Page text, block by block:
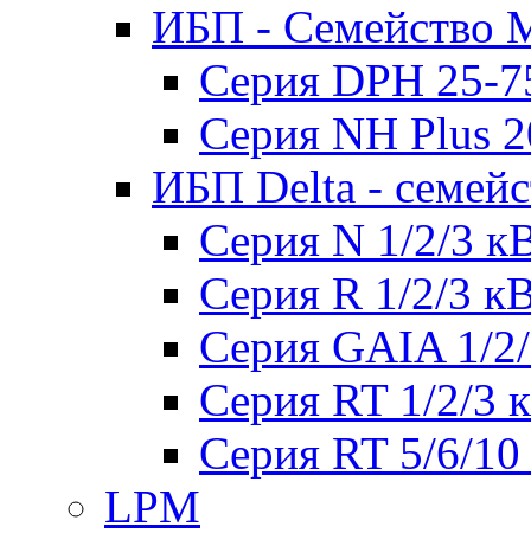
ИБП - Семейство
Серия DPH 25-
Серия NH Plus
ИБП Delta -
Серия N 1/2/3
Серия R 1/2/3
Серия GAIA 1/
Серия RT 1/2/3
Серия RT 5/6/
LPM